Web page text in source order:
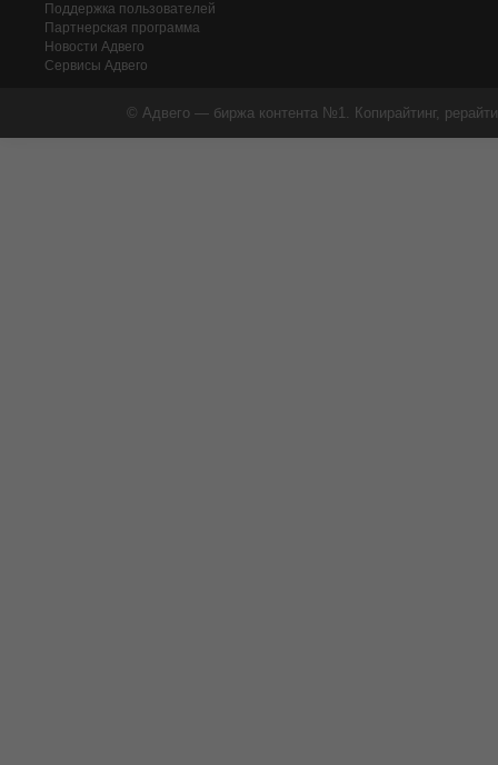
Поддержка пользователей
Партнерская программа
Новости Адвего
Сервисы Адвего
© Адвего — биржа контента №1. Копирайтинг,